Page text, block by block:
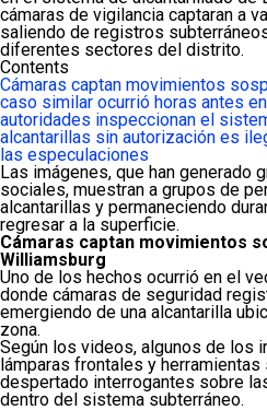
cámaras de vigilancia captaran a
saliendo de registros
diferentes sectores del distrito.
Contents
Cámaras captan movimientos
caso similar ocurrió horas antes
autoridades inspeccionan el
alcantarillas sin autorización es
las especulaciones
Las imágenes, que han generado
sociales, muestran a grupos de
alcantarillas y permaneciendo
regresar a la superficie.
Cámaras captan movimientos
Williamsburg
Uno de los hechos ocurrió en el
donde cámaras de seguridad
emergiendo de una alcantarilla
zona.
Según los videos, algunos de los
lámparas frontales y
despertado interrogantes sobre
dentro del sistema subterráneo.